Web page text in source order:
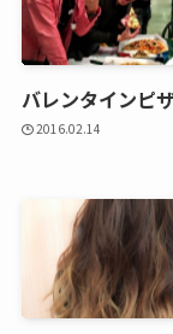
バレンタインピ
2016.02.14